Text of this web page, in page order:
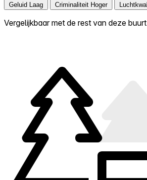
Geluid Laag Criminaliteit Hoger
Vergelijkbaar met de rest van deze buurt